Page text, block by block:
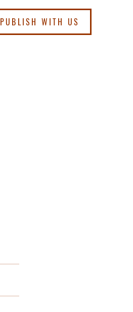
PUBLISH WITH US